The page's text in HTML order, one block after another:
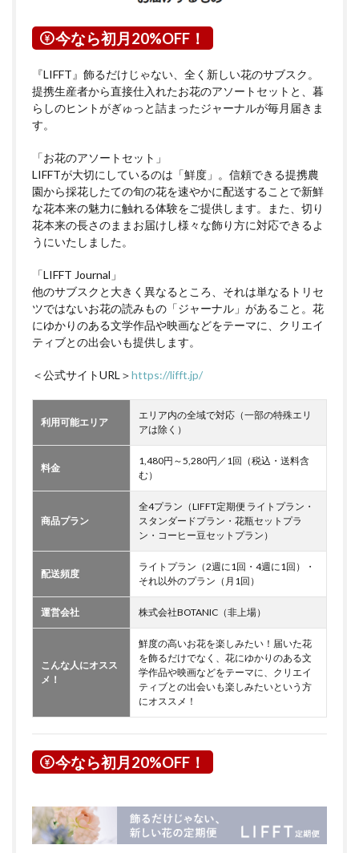
今なら初月20%OFF！
『LIFFT』飾るだけじゃない、全く新しい花のサブスク。
提携生産者から直接仕入れたお花のアソートセットと、暮
らしのヒントがぎゅっと詰まったジャーナルが毎月届きま
す。
「お花のアソートセット」
LIFFTが大切にしているのは「鮮度」。信頼できる提携農
園から採花したての旬の花を速やかに配送することで新鮮
な花本来の魅力に触れる体験をご提供します。また、切り
花本来の長さのままお届けし様々な飾り方に対応できるよ
うにいたしました。
「LIFFT Journal」
他のサブスクと大きく異なるところ、それは単なるトリセ
ツではないお花の読みもの「ジャーナル」があること。花
にゆかりのある文学作品や映画などをテーマに、クリエイ
ティブとの出会いも提供します。
＜公式サイトURL＞https://lifft.jp/
利用可能エリア
エリア内の全域で対応（一部の特殊エリ
アは除く）
料金
1,480円～5,280円／1回（税込・送料含
む）
商品プラン
全4プラン（LIFFT定期便 ライトプラン・
スタンダードプラン・花瓶セットプラ
ン・コーヒー豆セットプラン）
配送頻度
ライトプラン（2週に1回・4週に1回）・
それ以外のプラン（月1回）
運営会社 株式会社BOTANIC（非上場）
こんな人にオスス
メ！
鮮度の高いお花を楽しみたい！届いた花
を飾るだけでなく、花にゆかりのある文
学作品や映画などをテーマに、クリエイ
ティブとの出会いも楽しみたいという方
にオススメ！
今なら初月20%OFF！